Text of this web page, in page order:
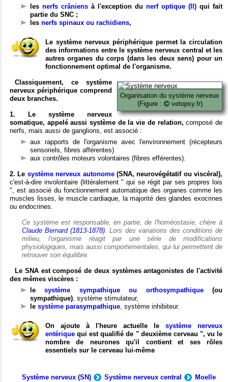
les nerfs crâniens à l'exception du nerf optique (II) qui fait
partie du SNC ;
les nerfs spinaux ou rachidiens,
Le système nerveux périphérique permet la circulation
des informations entre le système nerveux central et les
autres organes du corps (dans les deux sens) pour un
fonctionnement optimal de l'organisme.
Organisation du système nerveux
(Figure :
vetopsy.fr)
Classiquement, ce système
nerveux périphérique comprend
deux branches.
1. Le système nerveux
somatique, appelé aussi système de la vie de relation, composé de
nerfs, mais aussi de ganglions, est associé :
aux rapports de l'organisme avec l'environnement (récepteurs
sensoriels, fibres afférentes)
aux contrôles moteurs volontaires (fibres efférentes).
2. Le système nerveux autonome(SNA, neurovégétatif ou viscéral),
c'est-à-dire involontaire (littéralement " qui se régit par ses propres lois
", est associé du fonctionnement automatique des organes comme les
muscles lisses, le muscle cardiaque, la majorité des glandes exocrines
ou endocrines.
Ce système est responsable, en partie, de l'homéostasie, chère à
Claude Bernard (1813-1878). Lors des variations des conditions de
milieu, l'organisme réagit par une série de modifications
physiologiques, mais aussi comportementales, qui lui permettent de
retrouver son équilibre.
Le SNA est composé de deux systèmes antagonistes de l'activité
des mêmes viscères :
lesystème sympathique ou orthosympathique(ou
sympathique), système stimulateur,
le système parasympathique, système inhibiteur.
On ajoute à l'heure actuelle le système nerveux
entérique qui est qualifié de " deuxième cerveau ", vu le
nombre de neurones qu'il contient et ses rôles
essentiels sur le cerveau lui-même
Système nerveux (SN) Système nerveux central
Moelle